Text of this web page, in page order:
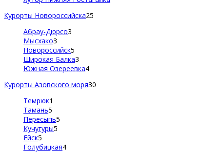
Курорты Новороссийска25
Абрау-Дюрсо3
Мысхако3
Новороссийск5
Широкая Балка3
Южная Озереевка4
Курорты Азовского моря30
Темрюк1
Тамань5
Пересыпь5
Кучугуры5
Ейск5
Голубицкая4